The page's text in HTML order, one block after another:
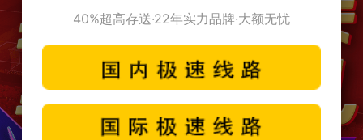
40%超高存送·22年实力品牌·大额无忧